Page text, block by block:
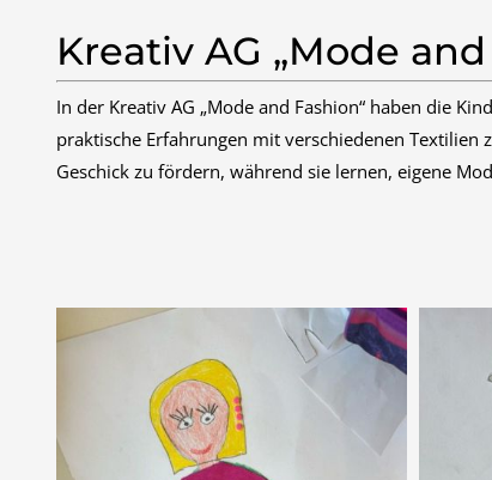
Kreativ AG „Mode
In der Kreativ AG „Mode and Fashion“ haben die
praktische Erfahrungen mit verschiedenen Textilien
Geschick zu fördern, während sie lernen, eigene